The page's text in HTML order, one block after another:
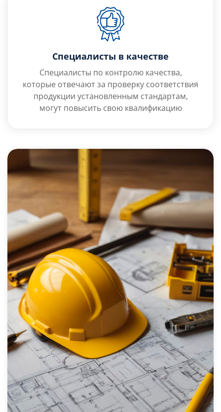
Специалисты в качестве
Специалисты по контролю качества,
которые отвечают за проверку соответствия
продукции установленным стандартам,
могут повысить свою квалификацию